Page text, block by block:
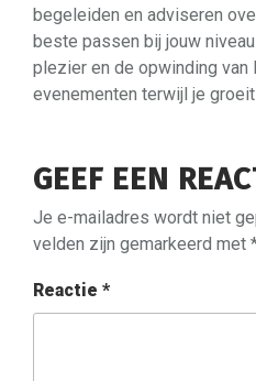
begeleiden en adviseren
beste passen bij jouw
plezier en de opwinding van
evenementen terwijl je
GEEF EEN
Je e-mailadres wordt niet
velden zijn gemarkeerd met
Reactie *